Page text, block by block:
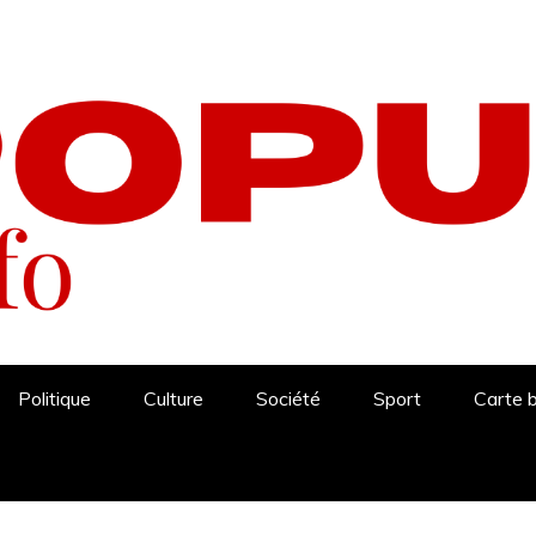
Politique Culture Société Sport Carte